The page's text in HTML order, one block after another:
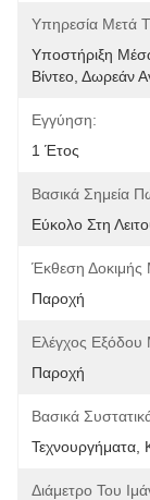
Υπηρεσία Μετά
Υποστήριξη
Βίντεο, Δωρεάν
Εγγύηση:
1 Έτος
Βασικά Σημεία
Εύκολο Στη
Έκθεση Δοκιμής
Παροχή
Ελέγχος Εξόδου
Παροχή
Βασικά
Τεχνουργήματα,
Διάμετρο Του